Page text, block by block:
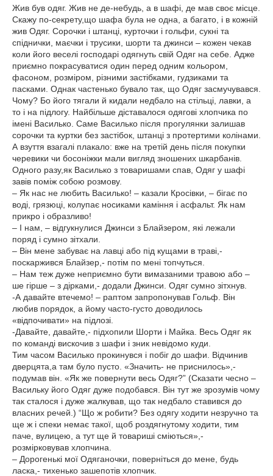
Жив був одяг. Жив не де-небудь, а в шафі, де мав своє місце.
Скажу по-секрету,що шафа була не одна, а багато, і в кожній
жив Одяг. Сорочки і штанці, курточки і гольфи, сукні та
спіднички, маєчки і трусики, шорти та джинси – кожен чекав
коли його веселі господарі одягнуть свій Одяг на себе. Адже
приємно покрасуватися один перед одним кольором,
фасоном, розміром, різними застібками, гудзиками та
пасками. Однак частенько бувало так, що Одяг засмучувався.
Чому? Бо його тягали й кидали недбало на стільці, лавки, а
то і на підлогу. Найбільше діставалося одягові хлопчика по
імені Василько. Саме Василько після прогулянки залишав
сорочки та куртки без застібок, штанці з протертими колінами.
А взуття взагалі плакало: вже на третій день після покупки
черевики чи босоніжки мали вигляд зношених шкарбанів.
Одного разу,як Василько з товаришами спав, Одяг у шафі
завів поміж собою розмову.
– Як нас не любить Василько! – казали Кросівки, – бігає по
воді, грязюці, колупає носиками каміння і асфальт. Як нам
прикро і образливо!
– І нам, – відгукнулися Джинси з Блайзером, які лежали
поряд і сумно зітхали.
– Він мене забуває на лавці або під кущами в траві,-
поскаржився Блайзер,- потім по мені топчуться.
– Нам теж дуже неприємно бути вимазаними травою або –
ше гірше – з дірками,- додали Джинси. Одяг сумно зітхнув.
-А давайте втечемо! – раптом запропонував Гольф. Він
любив порядок, а йому часто-густо доводилось
«відпочивати» на підлозі.
-Давайте, давайте,- підхопили Шорти і Майка. Весь Одяг як
по команді вискочив з шафи і зник невідомо куди.
Тим часом Василько прокинувся і побіг до шафи. Відчинив
дверцята,а там було пусто. «Значить- не приснилось»,-
подумав він. «Як же повернути весь Одяг?” (Сказати чесно –
Васильку його Одяг дуже подобався. Він тут же зрозумів чому
так сталося і дуже жалкував, що так недбало ставився до
власних речей.) “Що ж робити? Без одягу ходити незручно та
ще ж і спеки немає такої, щоб роздягнутому ходити, тим
паче, вулицею, а тут ще й товариші сміються»,-
розмірковував хлопчина.
– Дорогенькі мої Одяганочки, поверніться до мене, будь
ласка,- тихенько зашепотів хлопчик.